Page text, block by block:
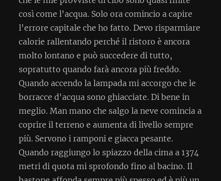
così come l'acqua. Solo ora comincio a capire
l'errore capitale che ho fatto. Devo risparmiare
calorie rallentando perché il ristoro è ancora
molto lontano e può succedere di tutto,
sopratutto quando farà ancora più freddo.
Quando accendo la lampada mi accorgo che le
borracce d'acqua sono ghiacciate. Di bene in
meglio. Man mano che salgo la neve comincia a
coprire il terreno e aumenta di livello sempre
più. Servono i ramponi e giacca pesante.
Quando raggiungo lo spiazzo della cima a 1374
metri di quota mi sprofondo fino al bacino. Il